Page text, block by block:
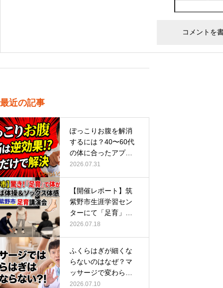
最近の記事
ぽっこりお腹を解消
するには？40〜60代
の体に合ったアプロ
ーチ
2026.07.31
【開催レポート】筑
紫野市生涯学習セン
ターにて「足育」講
演会に登壇し…
2026.07.18
ふくらはぎが細くな
らないのはなぜ？マ
ッサージで変わらな
い根本原因
2026.07.10